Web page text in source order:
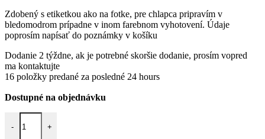
Zdobený s etiketkou ako na fotke, pre chlapca pripravím v
bledomodrom prípadne v inom farebnom vyhotovení. Údaje
poprosím napísať do poznámky v košíku
Dodanie 2 týždne, ak je potrebné skoršie dodanie, prosím vopred
ma kontaktujte
16 položky predané za posledné 24 hours
Dostupné na objednávku
-
množstvo Darček pre pani učiteľku
+